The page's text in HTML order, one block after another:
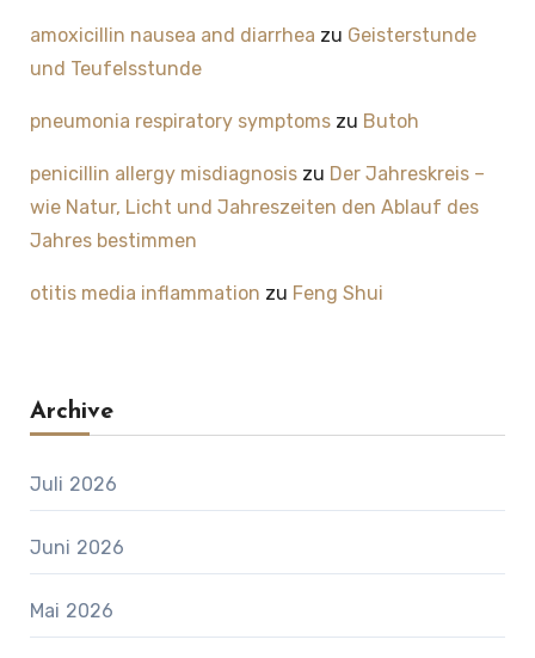
amoxicillin nausea and diarrhea zu Geisterstunde
und Teufelsstunde
pneumonia respiratory symptomszu Butoh
penicillin allergy misdiagnosiszu Der Jahreskreis –
wie Natur, Licht und Jahreszeiten den Ablauf des
Jahres bestimmen
otitis media inflammation zu Feng Shui
Archive
Juli 2026
Juni 2026
Mai 2026